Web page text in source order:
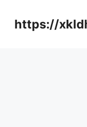
https://